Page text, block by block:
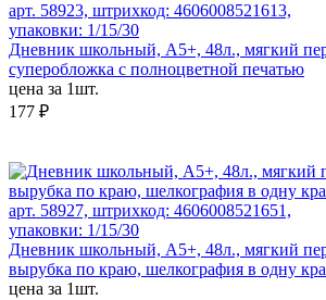
арт. 58923, штрихкод: 4606008521613,
упаковки: 1/15/30
Дневник школьный, А5+, 48л., мягкий
суперобложка с полноцветной печатью
цена за 1шт.
177 ₽
арт. 58927, штрихкод: 4606008521651,
упаковки: 1/15/30
Дневник школьный, А5+, 48л., мягкий
вырубка по краю, шелкография в одну
цена за 1шт.